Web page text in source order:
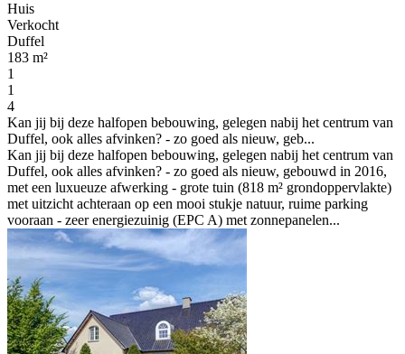
Huis
Verkocht
Duffel
183 m²
1
1
4
Kan jij bij deze halfopen bebouwing, gelegen nabij het centrum van
Duffel, ook alles afvinken? - zo goed als nieuw, geb...
Kan jij bij deze halfopen bebouwing, gelegen nabij het centrum van
Duffel, ook alles afvinken? - zo goed als nieuw, gebouwd in 2016,
met een luxueuze afwerking - grote tuin (818 m² grondoppervlakte)
met uitzicht achteraan op een mooi stukje natuur, ruime parking
vooraan - zeer energiezuinig (EPC A) met zonnepanelen...